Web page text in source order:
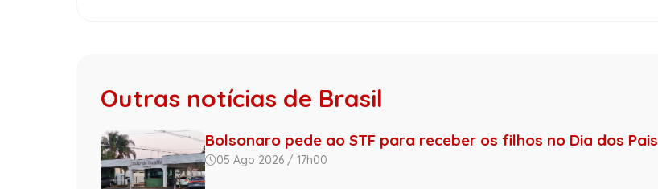
Outras notícias de Brasil
Bolsonaro pede ao STF para receber os filhos no Dia dos Pais
05 Ago 2026 / 17h00